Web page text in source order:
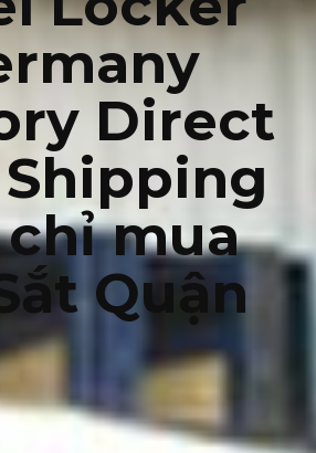
Direct
Shipping
mua
Quận